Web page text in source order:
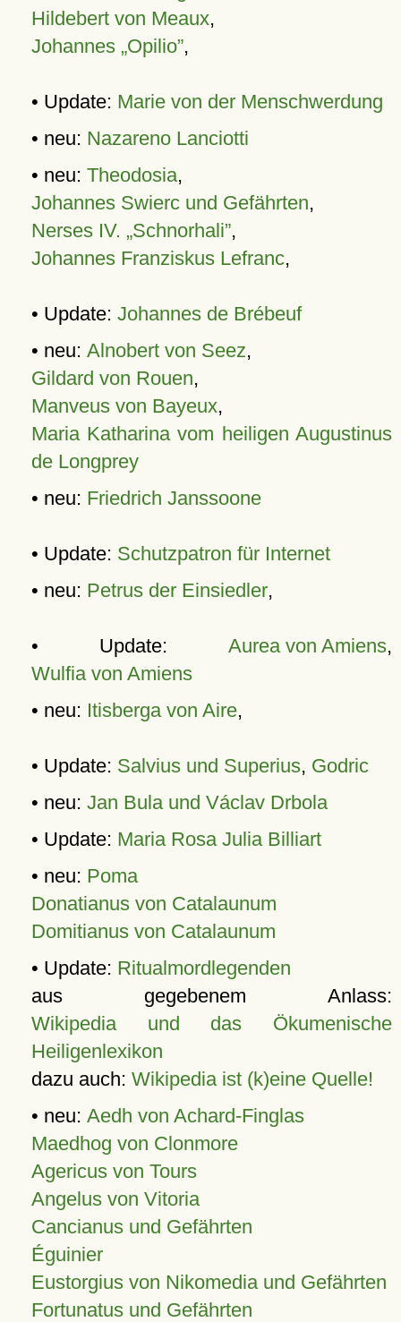
Hildebert von Meaux,
Johannes „Opilio”,
• Update: Marie von der Menschwerdung
• neu: Nazareno Lanciotti
• neu: Theodosia,
Johannes Swierc und Gefährten,
Nerses IV. „Schnorhali”,
Johannes Franziskus Lefranc,
• Update: Johannes de Brébeuf
• neu: Alnobert von Seez,
Gildard von Rouen,
Manveus von Bayeux,
Maria Katharina vom heiligen Augustinus
de Longprey
• neu: Friedrich Janssoone
• Update: Schutzpatron für Internet
• neu: Petrus der Einsiedler,
• Update: Aurea von Amiens,
Wulfia von Amiens
• neu: Itisberga von Aire,
• Update: Salvius und Superius, Godric
• neu: Jan Bula und Václav Drbola
• Update: Maria Rosa Julia Billiart
• neu: Poma
Donatianus von Catalaunum
Domitianus von Catalaunum
• Update: Ritualmordlegenden
aus gegebenem Anlass:
Wikipedia und das Ökumenische
Heiligenlexikon
dazu auch: Wikipedia ist (k)eine Quelle!
• neu: Aedh von Achard-Finglas
Maedhog von Clonmore
Agericus von Tours
Angelus von Vitoria
Cancianus und Gefährten
Éguinier
Eustorgius von Nikomedia und Gefährten
Fortunatus und Gefährten